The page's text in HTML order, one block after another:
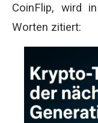
CoinFlip, wird
Worten zitiert: